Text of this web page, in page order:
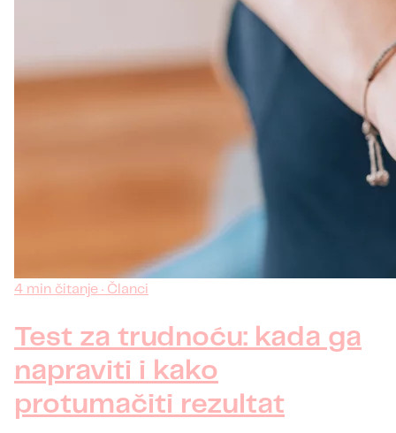
4 min čitanje · Članci
Test za trudnoću: kada ga
napraviti i kako
protumačiti rezultat